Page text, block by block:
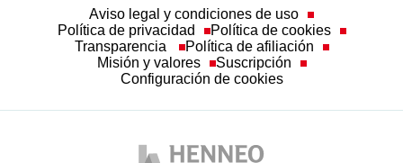
Aviso legal y condiciones de uso
Política de privacidad
Política de cookies
Transparencia
Política de afiliación
Misión y valores
Suscripción
Configuración de cookies